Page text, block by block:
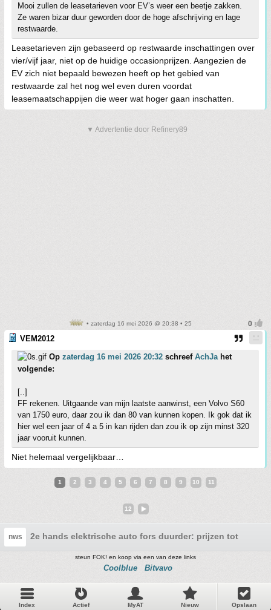
Mooi zullen de leasetarieven voor EV’s weer een beetje zakken.
Ze waren bizar duur geworden door de hoge afschrijving en lage
restwaarde.
Leasetarieven zijn gebaseerd op restwaarde inschattingen over
vier/vijf jaar, niet op de huidige occasionprijzen. Aangezien de
EV zich niet bepaald bewezen heeft op het gebied van
restwaarde zal het nog wel even duren voordat
leasemaatschappijen die weer wat hoger gaan inschatten.
▼ Advertentie door Refinery89
• zaterdag 16 mei 2026 @ 20:38 • 25
VEM2012
Op zaterdag 16 mei 2026 20:32 schreef AchJahet
volgende:
[..]
FF rekenen. Uitgaande van mijn laatste aanwinst, een Volvo S60
van 1750 euro, daar zou ik dan 80 van kunnen kopen. Ik gok dat ik
hier wel een jaar of 4 a 5 in kan rijden dan zou ik op zijn minst 320
jaar vooruit kunnen.
Niet helemaal vergelijkbaar…
1 2 3 4 5 6 7 8 9 10 11
12
nws 2e hands elektrische auto fors duurder: prijzen tot 15
steun FOK! en koop via een van deze links
Coolblue Bitvavo
Index Actief MyAT Nieuw Opslaan